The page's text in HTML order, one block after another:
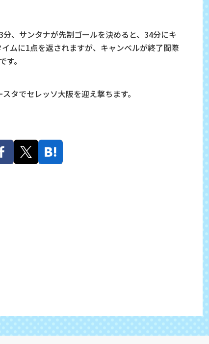
、サンタナが先制ゴールを決めると、 34分にキ
ムに1点を返されますが、キャンベルが終了間際
。
タでセレッソ大阪を迎え撃ちます。